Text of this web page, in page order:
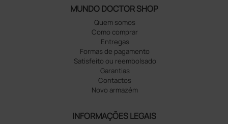
MUNDO DOCTOR SHOP
Quem somos
Como comprar
Entregas
Formas de pagamento
Satisfeito ou reembolsado
Garantias
Contactos
Novo armazém
INFORMAÇÕES LEGAIS